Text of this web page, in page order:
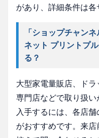
があり、詳細条件は各
「ショップチャン
ネット プリントプ
る？
大型家電量販店、ドラ
専門店などで取り扱
入手するには、各店
がおすすめです。来